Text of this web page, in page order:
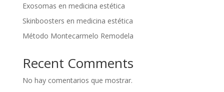
Exosomas en medicina estética
Skinboosters en medicina estética
Método Montecarmelo Remodela
Recent Comments
No hay comentarios que mostrar.